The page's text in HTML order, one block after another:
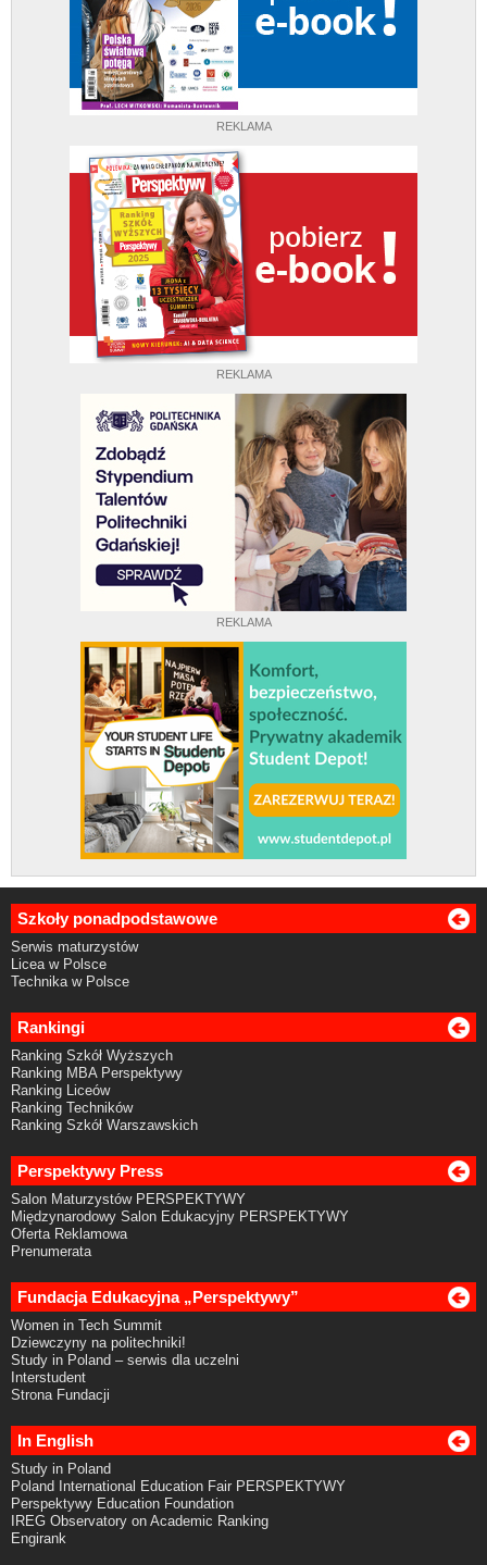
REKLAMA
REKLAMA
REKLAMA
Szkoły ponadpodstawowe
Serwis maturzystów
Licea w Polsce
Technika w Polsce
Rankingi
Ranking Szkół Wyższych
Ranking MBA Perspektywy
Ranking Liceów
Ranking Techników
Ranking Szkół Warszawskich
Perspektywy Press
Salon Maturzystów PERSPEKTYWY
Międzynarodowy Salon Edukacyjny PERSPEKTYWY
Oferta Reklamowa
Prenumerata
Fundacja Edukacyjna „Perspektywy”
Women in Tech Summit
Dziewczyny na politechniki!
Study in Poland – serwis dla uczelni
Interstudent
Strona Fundacji
In English
Study in Poland
Poland International Education Fair PERSPEKTYWY
Perspektywy Education Foundation
IREG Observatory on Academic Ranking
Engirank